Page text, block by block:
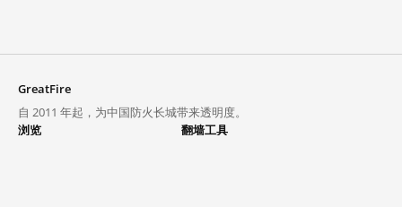
GreatFire
自 2011 年起，为中国防火长城带来透明度。
浏览
翻墙工具